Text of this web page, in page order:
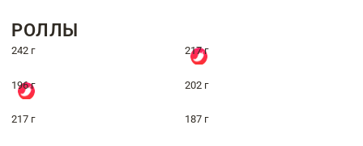
РОЛЛЫ
242 г 217 г
196 г 202 г
217 г 187 г